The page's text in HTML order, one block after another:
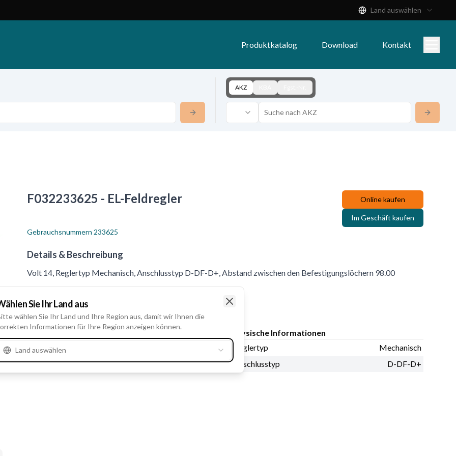
Land auswählen
Produktkatalog Download Kontakt
AKZ
F032233625 - EL-Feldregler Online kaufen
Im Geschäft kaufen
Gebrauchsnummern 233625
Details & Beschreibung
Volt 14, Reglertyp Mechanisch, Anschlusstyp D-DF-D+, Abstand zwischen den Befestigungslöchern 98.00
Produktinformationen
Elektrische Informationen
Volt
Physische Informationen
Reglertyp
Mechanisch
Anschlusstyp
D-DF-D+
Sie Ihr Land aus
wählen Sie Ihr Land und Ihre Region aus, damit wir Ihnen die
Informationen für Ihre Region anzeigen können.
Land auswählen